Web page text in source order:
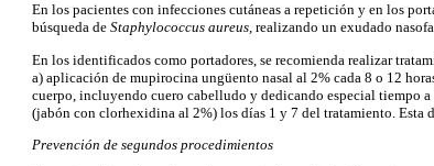
En los pacientes con infecciones cutáneas a repetición y en los
búsqueda de Staphylococcus aureus, realizando un exudado
En los identificados como portadores, se recomienda realizar
a) aplicación de mupirocina ungüento nasal al 2% cada 8 o 12
cuerpo, incluyendo cuero cabelludo y dedicando especial tiempo
(jabón con clorhexidina al 2%) los días 1 y 7 del tratamiento. Esta
Prevención de segundos procedimientos